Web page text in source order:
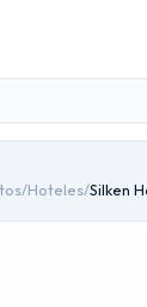
/Hoteles/Silken